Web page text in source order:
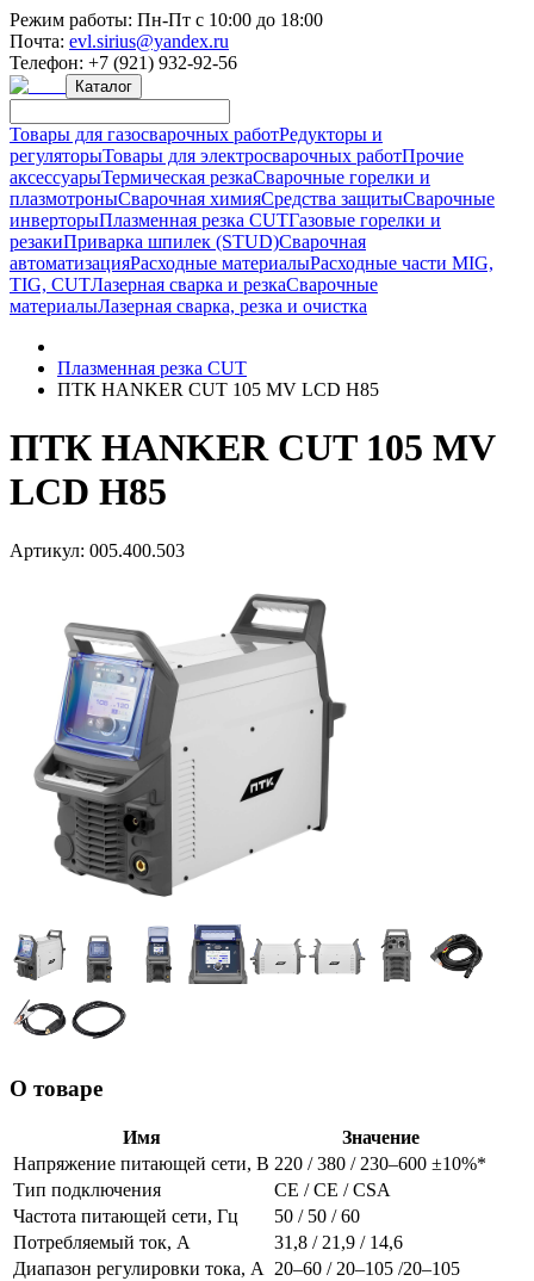
Режим работы: Пн-Пт с 10:00 до 18:00
Почта: evl.sirius@yandex.ru
Телефон: +7 (921) 932-92-56
Каталог
Товары для газосварочных работРедукторы и
регуляторыТовары для электросварочных работПрочие
аксессуарыТермическая резкаСварочные горелки и
плазмотроныСварочная химияСредства защитыСварочные
инверторыПлазменная резка CUTГазовые горелки и
резакиПриварка шпилек (STUD)Сварочная
автоматизацияРасходные материалыРасходные части MIG,
TIG, CUTЛазерная сварка и резкаСварочные
материалыЛазерная сварка, резка и очистка
Плазменная резка CUT
ПТК HANKER CUT 105 MV LCD H85
ПТК HANKER CUT 105 MV
LCD H85
Артикул: 005.400.503
О товаре
Имя
Значение
Напряжение питающей сети, В 220 / 380 / 230–600 ±10%*
Тип подключения
СE / СЕ / CSA
Частота питающей сети, Гц
50 / 50 / 60
Потребляемый ток, А
31,8 / 21,9 / 14,6
Диапазон регулировки тока, А
20–60 / 20–105 /20–105